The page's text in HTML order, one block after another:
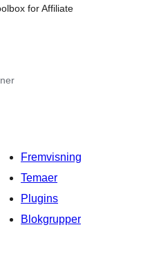
for Affiliate
Fremvisning
Temaer
Plugins
Blokgrupper